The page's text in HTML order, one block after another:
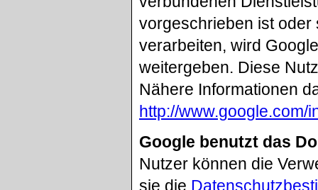
vorgeschrieben ist oder
verarbeiten, wird
weitergeben. Diese
Nähere Informationen
http://www.google.com/
Google benutzt das
Nutzer können die
sie die